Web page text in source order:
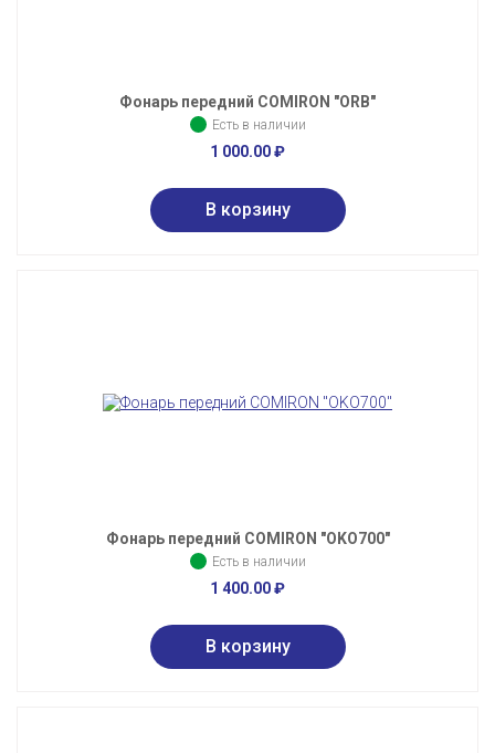
Фонарь передний COMIRON "ORB"
Есть в наличии
1 000.00₽
Фонарь передний COMIRON "OKO700"
Есть в наличии
1 400.00₽